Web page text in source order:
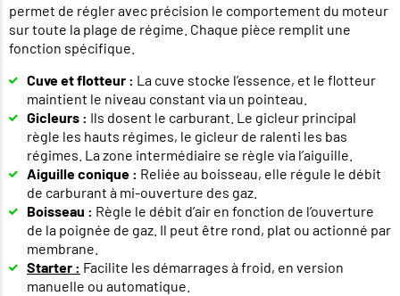
permet de régler avec précision le comportement du moteur
sur toute la plage de régime. Chaque pièce remplit une
fonction spécifique.
Cuve et flotteur : La cuve stocke l’essence, et le flotteur
maintient le niveau constant via un pointeau.
Gicleurs : Ils dosent le carburant. Le gicleur principal
règle les hauts régimes, le gicleur de ralenti les bas
régimes. La zone intermédiaire se règle via l’aiguille.
Aiguille conique : Reliée au boisseau, elle régule le débit
de carburant à mi-ouverture des gaz.
Boisseau : Règle le débit d’air en fonction de l’ouverture
de la poignée de gaz. Il peut être rond, plat ou actionné par
membrane.
Starter : Facilite les démarrages à froid, en version
manuelle ou automatique.